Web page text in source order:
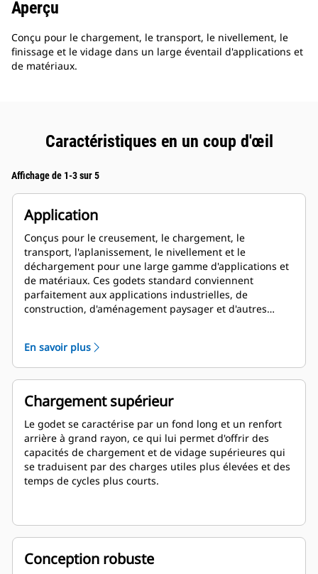
Aperçu
Conçu pour le chargement, le transport, le nivellement, le
finissage et le vidage dans un large éventail d'applications et
de matériaux.
Caractéristiques en un coup d'œil
Affichage de 1-3 sur 5
Application
Conçus pour le creusement, le chargement, le
transport, l'aplanissement, le nivellement et le
déchargement pour une large gamme d'applications et
de matériaux. Ces godets standard conviennent
parfaitement aux applications industrielles, de
construction, d'aménagement paysager et d'autres
En savoir plus
Chargement supérieur
Le godet se caractérise par un fond long et un renfort
arrière à grand rayon, ce qui lui permet d'offrir des
capacités de chargement et de vidage supérieures qui
se traduisent par des charges utiles plus élevées et des
temps de cycles plus courts.
Conception robuste